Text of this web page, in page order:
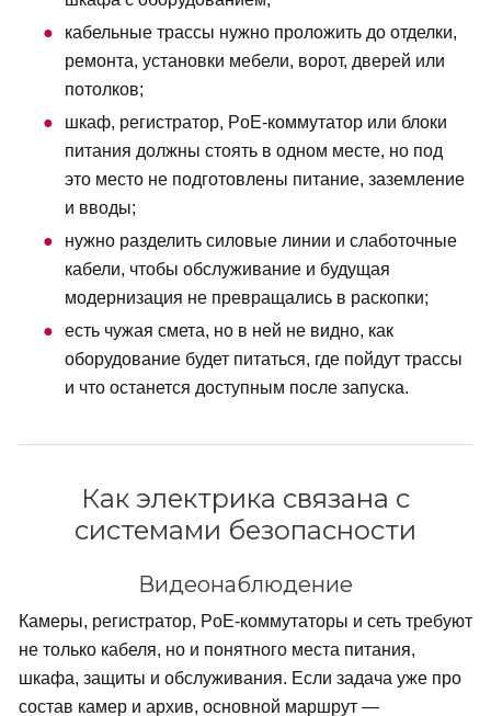
кабельные трассы нужно проложить до отделки,
ремонта, установки мебели, ворот, дверей или
потолков;
шкаф, регистратор, PoE-коммутатор или блоки
питания должны стоять в одном месте, но под
это место не подготовлены питание, заземление
и вводы;
нужно разделить силовые линии и слаботочные
кабели, чтобы обслуживание и будущая
модернизация не превращались в раскопки;
есть чужая смета, но в ней не видно, как
оборудование будет питаться, где пойдут трассы
и что останется доступным после запуска.
Как электрика связана с
системами безопасности
Видеонаблюдение
Камеры, регистратор, PoE-коммутаторы и сеть требуют
не только кабеля, но и понятного места питания,
шкафа, защиты и обслуживания. Если задача уже про
состав камер и архив, основной маршрут —